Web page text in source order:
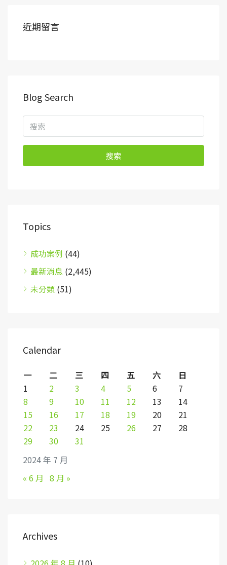
近期留言
Blog Search
搜索
Topics
成功案例 (44)
最新消息 (2,445)
未分類 (51)
Calendar
2024 年 7 月
一 二 三 四 五 六
日
1
2 3 4 5 6
7
8
9 10 11 12 13
14
15
16 17 18 19 20
21
22
23 24 25 26 27
28
29
30 31
« 6 月 8 月 »
Archives